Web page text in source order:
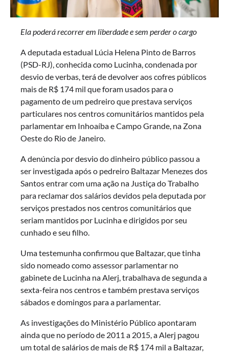
Ela poderá recorrer em liberdade e sem perder o cargo
A deputada estadual Lúcia Helena Pinto de Barros
(PSD-RJ), conhecida como Lucinha, condenada por
desvio de verbas, terá de devolver aos cofres públicos
mais de R$ 174 mil que foram usados para o
pagamento de um pedreiro que prestava serviços
particulares nos centros comunitários mantidos pela
parlamentar em Inhoaíba e Campo Grande, na Zona
Oeste do Rio de Janeiro.
A denúncia por desvio do dinheiro público passou a
ser investigada após o pedreiro Baltazar Menezes dos
Santos entrar com uma ação na Justiça do Trabalho
para reclamar dos salários devidos pela deputada por
serviços prestados nos centros comunitários que
seriam mantidos por Lucinha e dirigidos por seu
cunhado e seu filho.
Uma testemunha confirmou que Baltazar, que tinha
sido nomeado como assessor parlamentar no
gabinete de Lucinha na Alerj, trabalhava de segunda a
sexta-feira nos centros e também prestava serviços
sábados e domingos para a parlamentar.
As investigações do Ministério Público apontaram
ainda que no período de 2011 a 2015, a Alerj pagou
um total de salários de mais de R$ 174 mil a Baltazar,